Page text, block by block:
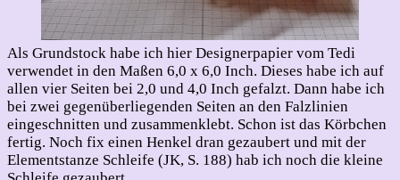
Als Grundstock habe ich hier Designerpapier vom Tedi
verwendet in den Maßen 6,0 x 6,0 Inch. Dieses habe ich auf
allen vier Seiten bei 2,0 und 4,0 Inch gefalzt. Dann habe ich
bei zwei gegenüberliegenden Seiten an den Falzlinien
eingeschnitten und zusammenklebt. Schon ist das Körbchen
fertig. Noch fix einen Henkel dran gezaubert und mit der
Elementstanze Schleife (JK, S. 188) hab ich noch die kleine